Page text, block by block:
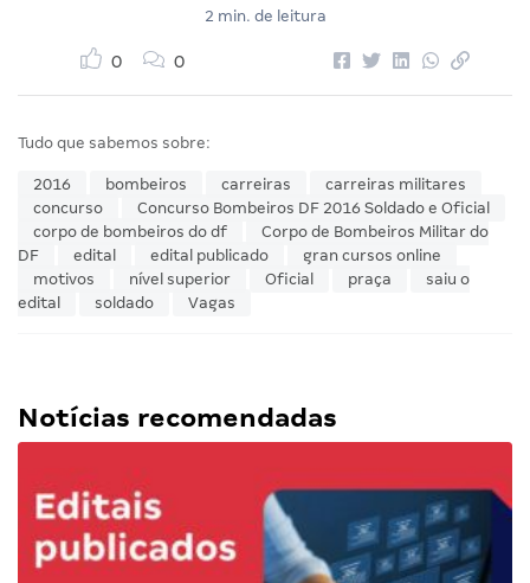
2 min. de leitura
0 0
Tudo que sabemos sobre:
2016 bombeiros carreiras
carreiras militares
concurso
Concurso Bombeiros DF 2016 Soldado e Oficial
corpo de bombeiros do df
Corpo de Bombeiros Militar do
DF
edital edital publicado
gran cursos online
motivos
nível superior Oficial praça
saiu o
edital
soldado Vagas
Notícias recomendadas